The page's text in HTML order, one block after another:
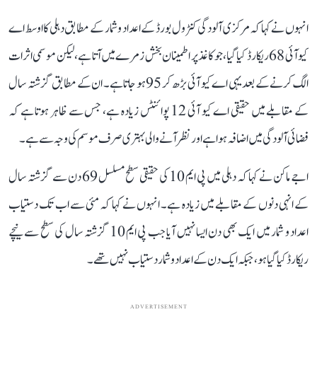
انہوں نے کہا کہ مرکزی آلودگی کنٹرول بورڈ کے اعداد و شمار کے مطابق دہلی کا اوسط اے
کیو آئی 68 ریکارڈ کیا گیا، جو کاغذ پر اطمینان بخش زمرے میں آتا ہے، لیکن موسمی اثرات
الگ کرنے کے بعد یہی اے کیو آئی بڑھ کر 95 ہو جاتا ہے۔ ان کے مطابق گزشتہ سال
کے مقابلے میں حقیقی اے کیو آئی 12 پوائنٹس زیادہ ہے، جس سے ظاہر ہوتا ہے کہ
فضائی آلودگی میں اضافہ ہوا ہے اور نظر آنے والی بہتری صرف موسم کی وجہ سے ہے۔
اجے ماکن نے کہا کہ دہلی میں پی ایم 10 کی حقیقی سطح مسلسل 69 دن سے گزشتہ سال
کے انہی دنوں کے مقابلے میں زیادہ ہے۔ انہوں نے کہا کہ مئی سے اب تک دستیاب
اعداد و شمار میں ایک بھی دن ایسا نہیں آیا جب پی ایم 10 گزشتہ سال کی سطح سے نیچے
ریکارڈ کیا گیا ہو، جبکہ ایک دن کے اعداد و شمار دستیاب نہیں تھے۔
ADVERTISEMENT